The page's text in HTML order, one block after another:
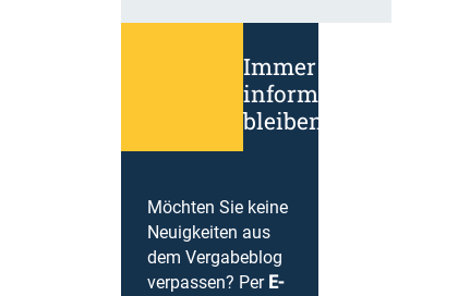
Immer
informiert
bleiben!
Möchten Sie keine
Neuigkeiten aus
dem Vergabeblog
verpassen? Per E-